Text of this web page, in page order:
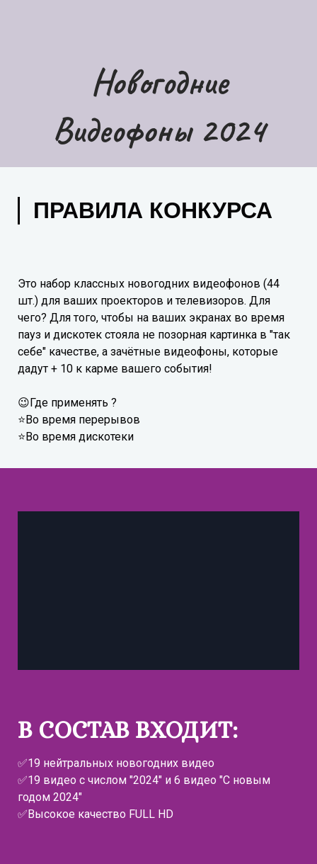
Новогодние
Видеофоны 2024
ПРАВИЛА КОНКУРСА
Это набор классных новогодних видеофонов (44
шт.) для ваших проекторов и телевизоров. Для
чего? Для того, чтобы на ваших экранах во время
пауз и дискотек стояла не позорная картинка в "так
себе" качестве, а зачётные видеофоны, которые
дадут + 10 к карме вашего события!
😉Где применять ?
⭐Во время перерывов
⭐Во время дискотеки
В СОСТАВ ВХОДИТ:
✅19 нейтральных новогодних видео
✅19 видео с числом "2024" и 6 видео "С новым
годом 2024"
✅Высокое качество FULL HD